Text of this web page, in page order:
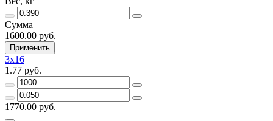
Сумма
1600.00 руб.
Применить
3х16
1.77 руб.
1770.00 руб.